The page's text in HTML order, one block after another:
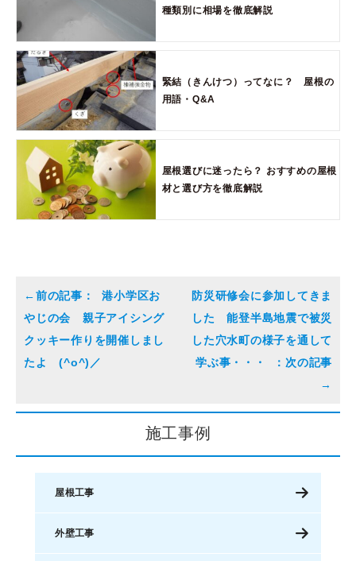
種類別に相場を徹底解説
緊結（きんけつ）ってなに？ 屋根の
用語・Q&A
屋根選びに迷ったら？ おすすめの屋根
材と選び方を徹底解説
港小学区お
やじの会 親子アイシング
クッキー作りを開催しまし
たよ (^o^)／
防災研修会に参加してきま
した 能登半島地震で被災
した穴水町の様子を通して
学ぶ事・・・
施工事例
屋根工事
外壁工事